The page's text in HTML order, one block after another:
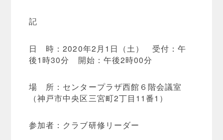
記
日 時：2020年2月1日（土） 受付：午
後1時30分 開始：午後2時00分
場 所：センタープラザ西館６階会議室
（神戸市中央区三宮町2丁目11番1）
参加者：クラブ研修リーダー